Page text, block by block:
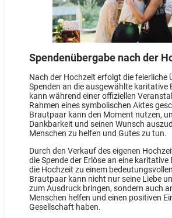
Spendenübergabe nach der
Nach der Hochzeit erfolgt die feierliche
Spenden an die ausgewählte karitative
kann während einer offiziellen
Rahmen eines symbolischen Aktes
Brautpaar kann den Moment nutzen,
Dankbarkeit und seinen Wunsch
Menschen zu helfen und Gutes zu tun.
Durch den Verkauf des eigenen
die Spende der Erlöse an eine
die Hochzeit zu einem
Brautpaar kann nicht nur seine Liebe
zum Ausdruck bringen, sondern auch
Menschen helfen und einen positiven
Gesellschaft haben.